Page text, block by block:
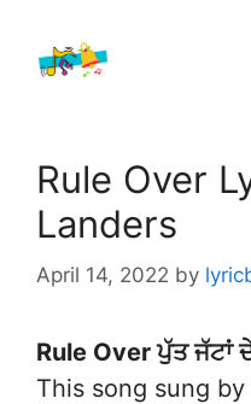
content
Rule Over
Landers
April 14, 2022 by
Rule Overਪੁੱਤ ਜੱਟਾਂ
This song sung by